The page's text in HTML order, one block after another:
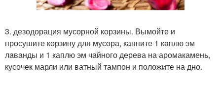
3. дезодорация мусорной корзины. Вымойте и
просушите корзину для мусора, капните 1 каплю эм
лаванды и 1 каплю эм чайного дерева на аромакамень,
кусочек марли или ватный тампон и положите на дно.